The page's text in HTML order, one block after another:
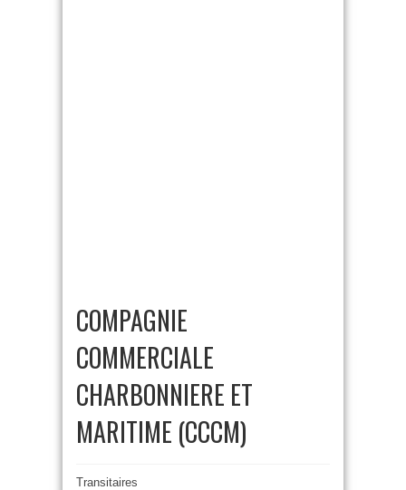
COMPAGNIE
COMMERCIALE
CHARBONNIERE ET
MARITIME (CCCM)
Transitaires